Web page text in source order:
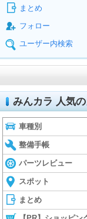
まとめ
フォロー
ユーザー内検索
みんカラ 人気
車種別
整備手帳
パーツレビュー
スポット
まとめ